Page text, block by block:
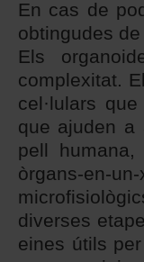
En cas de
obtingudes
Els
complexitat.
cel·lulars
que ajuden a
pell
òrgans-en-
diverses
eines útils